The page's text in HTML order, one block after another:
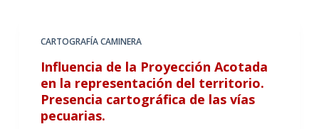
CARTOGRAFÍA CAMINERA
Influencia de la Proyección Acotada
en la representación del territorio.
Presencia cartográfica de las vías
pecuarias.